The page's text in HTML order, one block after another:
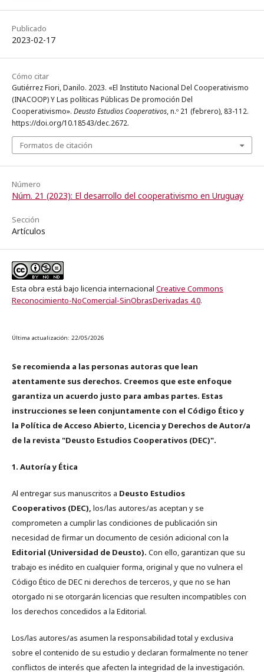
Publicado
2023-02-17
Cómo citar
Gutiérrez Fiori, Danilo. 2023. «El Instituto Nacional Del Cooperativismo
(INACOOP) Y Las políticas Públicas De promoción Del
Cooperativismo». Deusto Estudios Cooperativos, n.º 21 (febrero), 83-112.
https://doi.org/10.18543/dec.2672.
Formatos de citación
Número
Núm. 21 (2023): El desarrollo del cooperativismo en Uruguay
Sección
Artículos
Esta obra está bajo licencia internacional Creative Commons
Reconocimiento-NoComercial-SinObrasDerivadas 4.0.
Última actualización: 22/05/2026
Se recomienda a las personas autoras que lean
atentamente sus derechos. Creemos que este enfoque
garantiza un acuerdo justo para ambas partes. Estas
instrucciones se leen conjuntamente con el Código Ético y
la Política de Acceso Abierto, Licencia y Derechos de Autor/a
de la revista "Deusto Estudios Cooperativos (DEC)".
1. Autoría y Ética
Al entregar sus manuscritos a Deusto Estudios
Cooperativos (DEC), los/las autores/as aceptan y se
comprometen a cumplir las condiciones de publicación sin
necesidad de firmar un documento de cesión adicional con la
Editorial (Universidad de Deusto). Con ello, garantizan que su
trabajo es inédito en cualquier forma, original y que no vulnera el
Código Ético de DEC ni derechos de terceros, y que no se han
otorgado ni se otorgarán licencias que resulten incompatibles con
los derechos concedidos a la Editorial.
Los/las autores/as asumen la responsabilidad total y exclusiva
sobre el contenido de su estudio y declaran formalmente no tener
conflictos de interés que afecten la integridad de la investigación.